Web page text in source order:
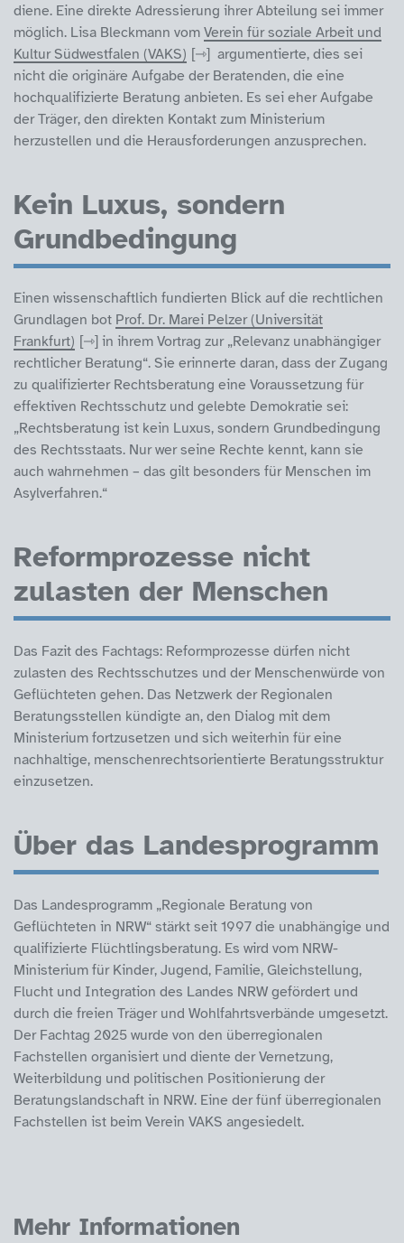
diene. Eine direkte Adressierung ihrer Abteilung sei immer
möglich. Lisa Bleckmann vom Verein für soziale Arbeit und
Kultur Südwestfalen (VAKS)
argumentierte, dies sei
nicht die originäre Aufgabe der Beratenden, die eine
hochqualifizierte Beratung anbieten. Es sei eher Aufgabe
der Träger, den direkten Kontakt zum Ministerium
herzustellen und die Herausforderungen anzusprechen.
Kein Luxus, sondern
Grundbedingung
Einen wissenschaftlich fundierten Blick auf die rechtlichen
Grundlagen bot Prof. Dr. Marei Pelzer (Universität
Frankfurt)
in ihrem Vortrag zur „Relevanz unabhängiger
rechtlicher Beratung“. Sie erinnerte daran, dass der Zugang
zu qualifizierter Rechtsberatung eine Voraussetzung für
effektiven Rechtsschutz und gelebte Demokratie sei:
„Rechtsberatung ist kein Luxus, sondern Grundbedingung
des Rechtsstaats. Nur wer seine Rechte kennt, kann sie
auch wahrnehmen – das gilt besonders für Menschen im
Asylverfahren.“
Reformprozesse nicht
zulasten der Menschen
Das Fazit des Fachtags: Reformprozesse dürfen nicht
zulasten des Rechtsschutzes und der Menschenwürde von
Geflüchteten gehen. Das Netzwerk der Regionalen
Beratungsstellen kündigte an, den Dialog mit dem
Ministerium fortzusetzen und sich weiterhin für eine
nachhaltige, menschenrechtsorientierte Beratungsstruktur
einzusetzen.
Über das Landesprogramm
Das Landesprogramm „Regionale Beratung von
Geflüchteten in NRW“ stärkt seit 1997 die unabhängige und
qualifizierte Flüchtlingsberatung. Es wird vom NRW-
Ministerium für Kinder, Jugend, Familie, Gleichstellung,
Flucht und Integration des Landes NRW gefördert und
durch die freien Träger und Wohlfahrtsverbände umgesetzt.
Der Fachtag 2025 wurde von den überregionalen
Fachstellen organisiert und diente der Vernetzung,
Weiterbildung und politischen Positionierung der
Beratungslandschaft in NRW. Eine der fünf überregionalen
Fachstellen ist beim Verein VAKS angesiedelt.
Mehr Informationen